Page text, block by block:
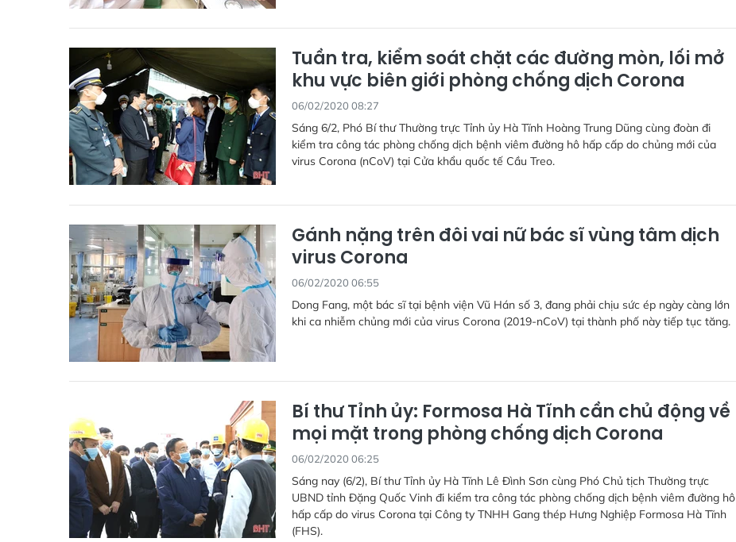
Tuần tra, kiểm soát chặt các đường mòn, lối mở
khu vực biên giới phòng chống dịch Corona
06/02/2020 08:27
Sáng 6/2, Phó Bí thư Thường trực Tỉnh ủy Hà Tĩnh Hoàng Trung Dũng cùng đoàn đi
kiểm tra công tác phòng chống dịch bệnh viêm đường hô hấp cấp do chủng mới của
virus Corona (nCoV) tại Cửa khẩu quốc tế Cầu Treo.
Gánh nặng trên đôi vai nữ bác sĩ vùng tâm dịch
virus Corona
06/02/2020 06:55
Dong Fang, một bác sĩ tại bệnh viện Vũ Hán số 3, đang phải chịu sức ép ngày càng lớn
khi ca nhiễm chủng mới của virus Corona (2019-nCoV) tại thành phố này tiếp tục tăng.
Bí thư Tỉnh ủy: Formosa Hà Tĩnh cần chủ động về
mọi mặt trong phòng chống dịch Corona
06/02/2020 06:25
Sáng nay (6/2), Bí thư Tỉnh ủy Hà Tĩnh Lê Đình Sơn cùng Phó Chủ tịch Thường trực
UBND tỉnh Đặng Quốc Vinh đi kiểm tra công tác phòng chống dịch bệnh viêm đường hô
hấp cấp do virus Corona tại Công ty TNHH Gang thép Hưng Nghiệp Formosa Hà Tĩnh
(FHS).